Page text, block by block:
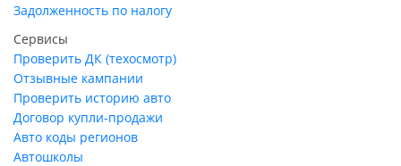
Задолженность по налогу
Сервисы
Проверить ДК (техосмотр)
Отзывные кампании
Проверить историю авто
Договор купли-продажи
Авто коды регионов
Автошколы